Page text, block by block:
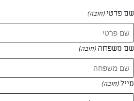
שם פרטי(חובה)
שם משפחה (חובה)
מייל(חובה)